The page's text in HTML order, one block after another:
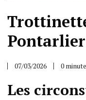
07/03/2026 0
Les